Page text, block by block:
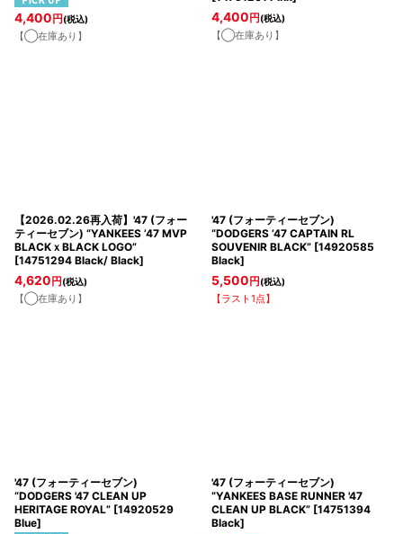
4,400円(税込)
【◯在庫あり】
4,400円(税込)
【◯在庫あり】
【2026.02.26再入荷】'47 (フォー
ティーセブン) “YANKEES ’47 MVP
BLACKｘBLACK LOGO”
[14751294 Black/ Black]
4,620円(税込)
【◯在庫あり】
'47 (フォーティーセブン)
“DODGERS ’47 CAPTAIN RL
SOUVENIR BLACK” [14920585
Black]
5,500円(税込)
【ラスト1点】
'47 (フォーティーセブン)
“DODGERS '47 CLEAN UP
HERITAGE ROYAL” [14920529
Blue]
'47 (フォーティーセブン)
“YANKEES BASE RUNNER '47
CLEAN UP BLACK” [14751394
Black]